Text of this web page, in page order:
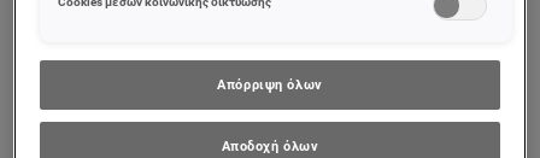
ΠΡΟΒΟΛΉ ΠΡΟΪΌΝΤΟΣ ΠΡΟΒΟΛΉ ΠΡΟΪΌΝΤΟΣ
Απόρριψη όλων
Αποδοχή όλων